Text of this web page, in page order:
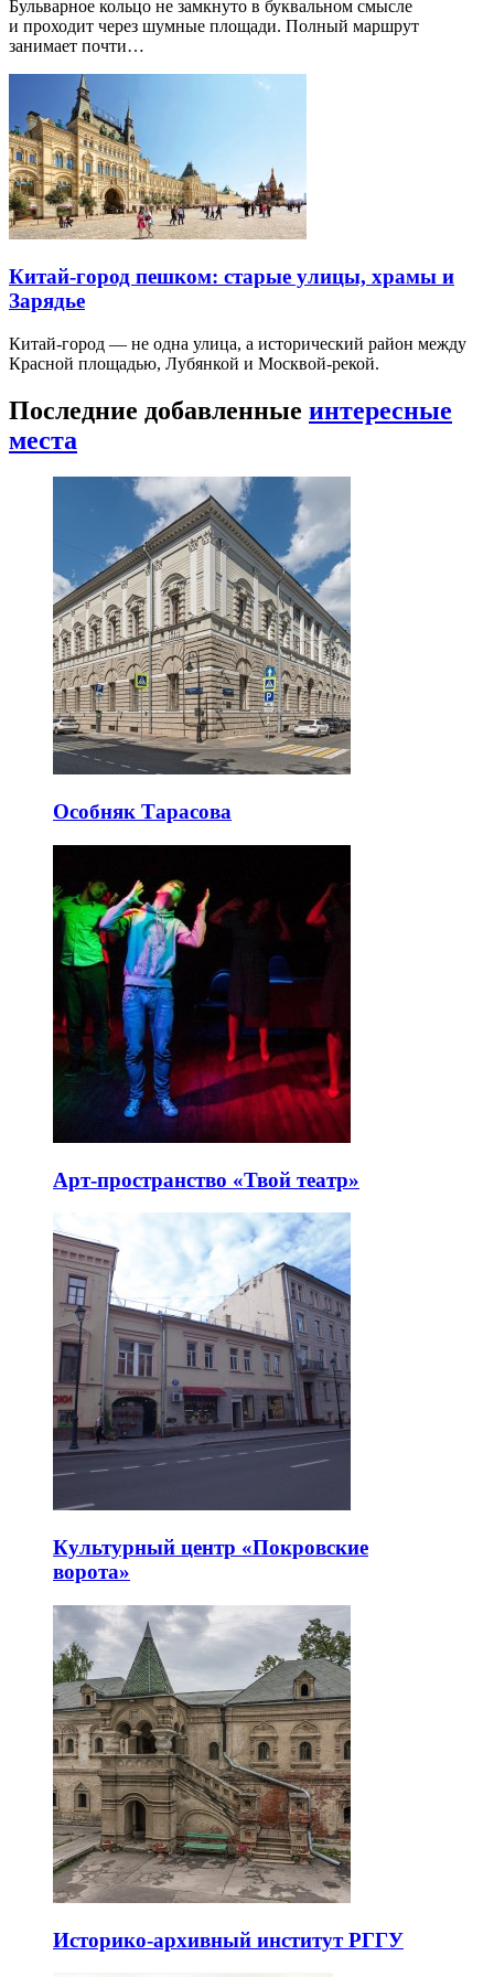
Бульварное кольцо не замкнуто в буквальном смысле
и проходит через шумные площади. Полный маршрут
занимает почти…
Китай-город пешком: старые улицы, храмы и
Зарядье
Китай-город — не одна улица, а исторический район между
Красной площадью, Лубянкой и Москвой-рекой.
Последние добавленные интересные
места
Особняк Тарасова
Арт-пространство «Твой театр»
Культурный центр «Покровские
ворота»
Историко-архивный институт РГГУ